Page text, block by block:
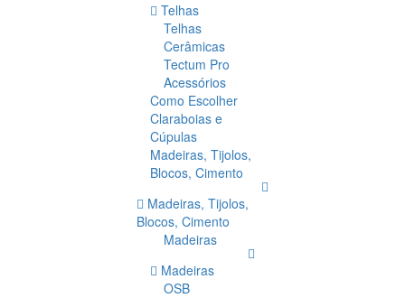
Telhas
Telhas
Cerâmicas
Tectum Pro
Acessórios
Como Escolher
Claraboias e
Cúpulas
Madeiras, Tijolos,
Blocos, Cimento
Madeiras, Tijolos,
Blocos, Cimento
Madeiras
Madeiras
OSB